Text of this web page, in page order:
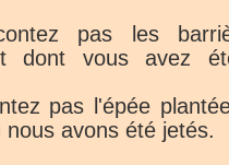
pas les
dont vous avez
pas l'épée
nous avons été jetés.